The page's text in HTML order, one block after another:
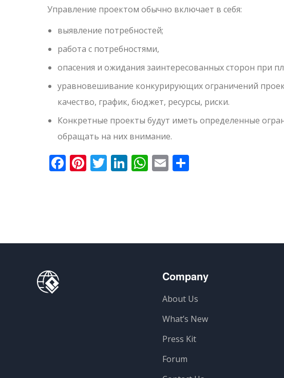
Управление проектом обычно включает в себя:
выявление потребностей;
работа с потребностями,
опасения и ожидания заинтересованных сторон при
уравновешивание конкурирующих ограничений
качество, график, бюджет, ресурсы, риски.
Конкретные проекты будут иметь определенные
обращать на них внимание.
Facebook
Pinterest
Twitter
LinkedIn
WhatsApp
Email
Company
About Us
What’s New
Press Kit
Forum